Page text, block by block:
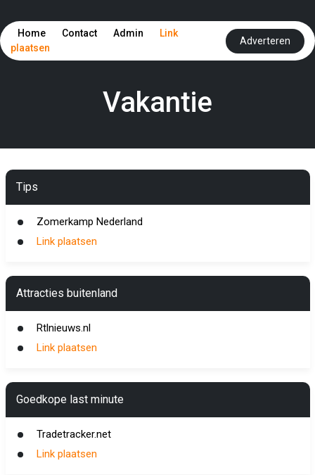
Home Contact Admin
Link
plaatsen
Adverteren
Vakantie
Tips
Zomerkamp Nederland
Link plaatsen
Attracties buitenland
Rtlnieuws.nl
Link plaatsen
Goedkope last minute
Tradetracker.net
Link plaatsen